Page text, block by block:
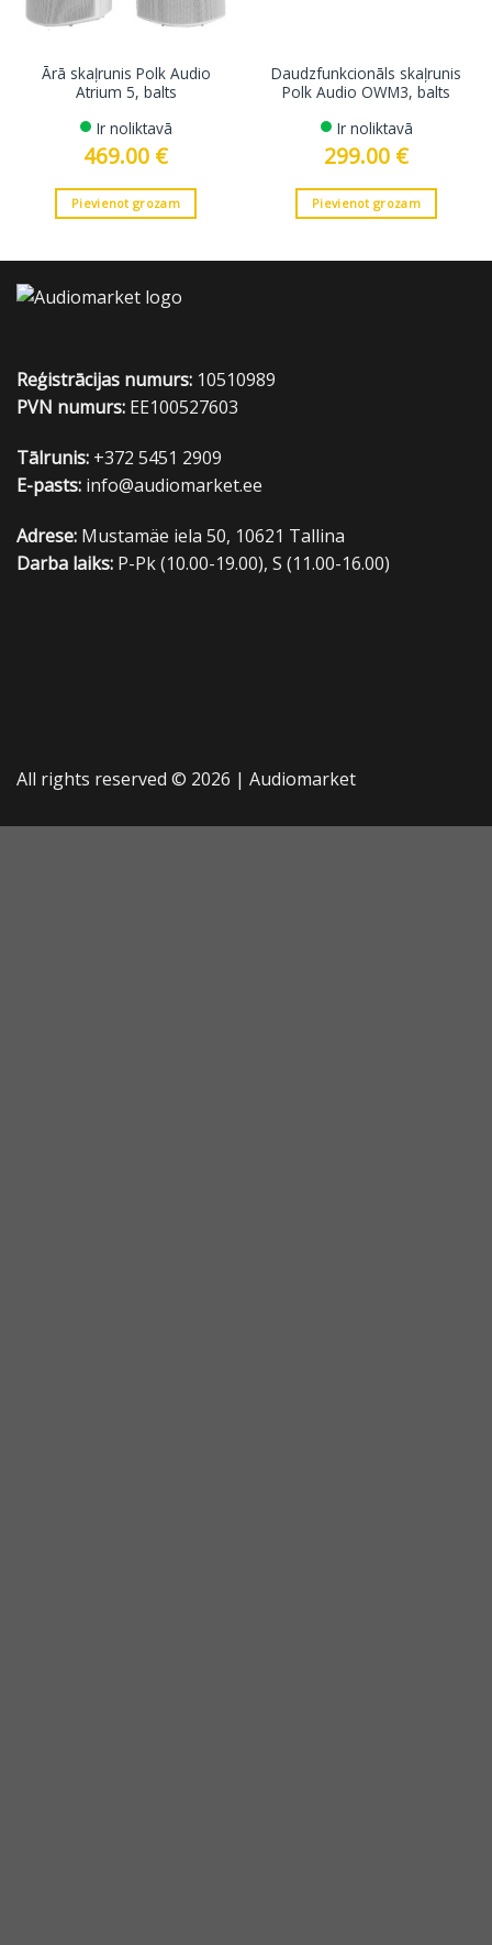
Ārā skaļrunis Polk Audio
Atrium 5, balts
Ir noliktavā
469.00 €
Pievienot grozam
Daudzfunkcionāls skaļrunis
Polk Audio OWM3, balts
Ir noliktavā
299.00 €
Pievienot grozam
Reģistrācijas numurs: 10510989
PVN numurs: EE100527603
Tālrunis: +372 5451 2909
E-pasts: info@audiomarket.ee
Adrese: Mustamäe iela 50, 10621 Tallina
Darba laiks: P-Pk (10.00-19.00), S (11.00-16.00)
All rights reserved © 2026 | Audiomarket